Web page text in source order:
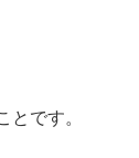
です。